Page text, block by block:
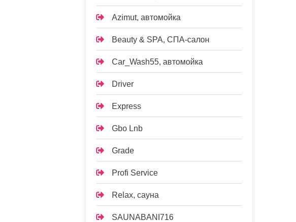
Azimut, автомойка
Beauty & SPA, СПА-салон
Car_Wash55, автомойка
Driver
Express
Gbo Lnb
Grade
Profi Service
Relax, сауна
SAUNABANI716